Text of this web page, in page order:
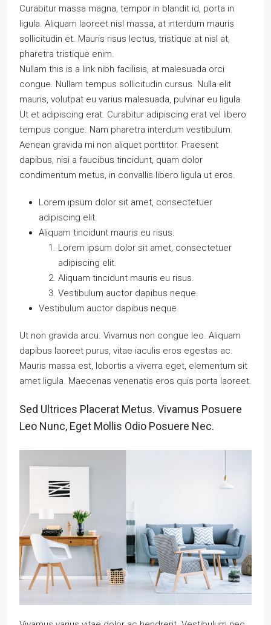
Curabitur massa magna, tempor in blandit id, porta in
ligula. Aliquam laoreet nisl massa, at interdum mauris
sollicitudin et. Mauris risus lectus, tristique at nisl at,
pharetra tristique enim.
Nullam this is a link nibh facilisis, at malesuada orci
congue. Nullam tempus sollicitudin cursus. Nulla elit
mauris, volutpat eu varius malesuada, pulvinar eu ligula.
Ut et adipiscing erat. Curabitur adipiscing erat vel libero
tempus congue. Nam pharetra interdum vestibulum.
Aenean gravida mi non aliquet porttitor. Praesent
dapibus, nisi a faucibus tincidunt, quam dolor
condimentum metus, in convallis libero ligula ut eros.
Lorem ipsum dolor sit amet, consectetuer
adipiscing elit.
Aliquam tincidunt mauris eu risus.
Lorem ipsum dolor sit amet, consectetuer
adipiscing elit.
Aliquam tincidunt mauris eu risus.
Vestibulum auctor dapibus neque.
Vestibulum auctor dapibus neque.
Ut non gravida arcu. Vivamus non congue leo. Aliquam
dapibus laoreet purus, vitae iaculis eros egestas ac.
Mauris massa est, lobortis a viverra eget, elementum sit
amet ligula. Maecenas venenatis eros quis porta laoreet.
Sed Ultrices Placerat Metus. Vivamus Posuere
Leo Nunc, Eget Mollis Odio Posuere Nec.